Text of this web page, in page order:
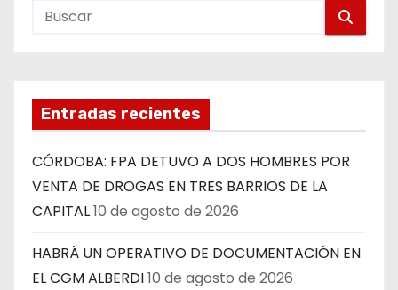
Entradas recientes
CÓRDOBA: FPA DETUVO A DOS HOMBRES POR
VENTA DE DROGAS EN TRES BARRIOS DE LA
CAPITAL10 de agosto de 2026
HABRÁ UN OPERATIVO DE DOCUMENTACIÓN EN
EL CGM ALBERDI10 de agosto de 2026